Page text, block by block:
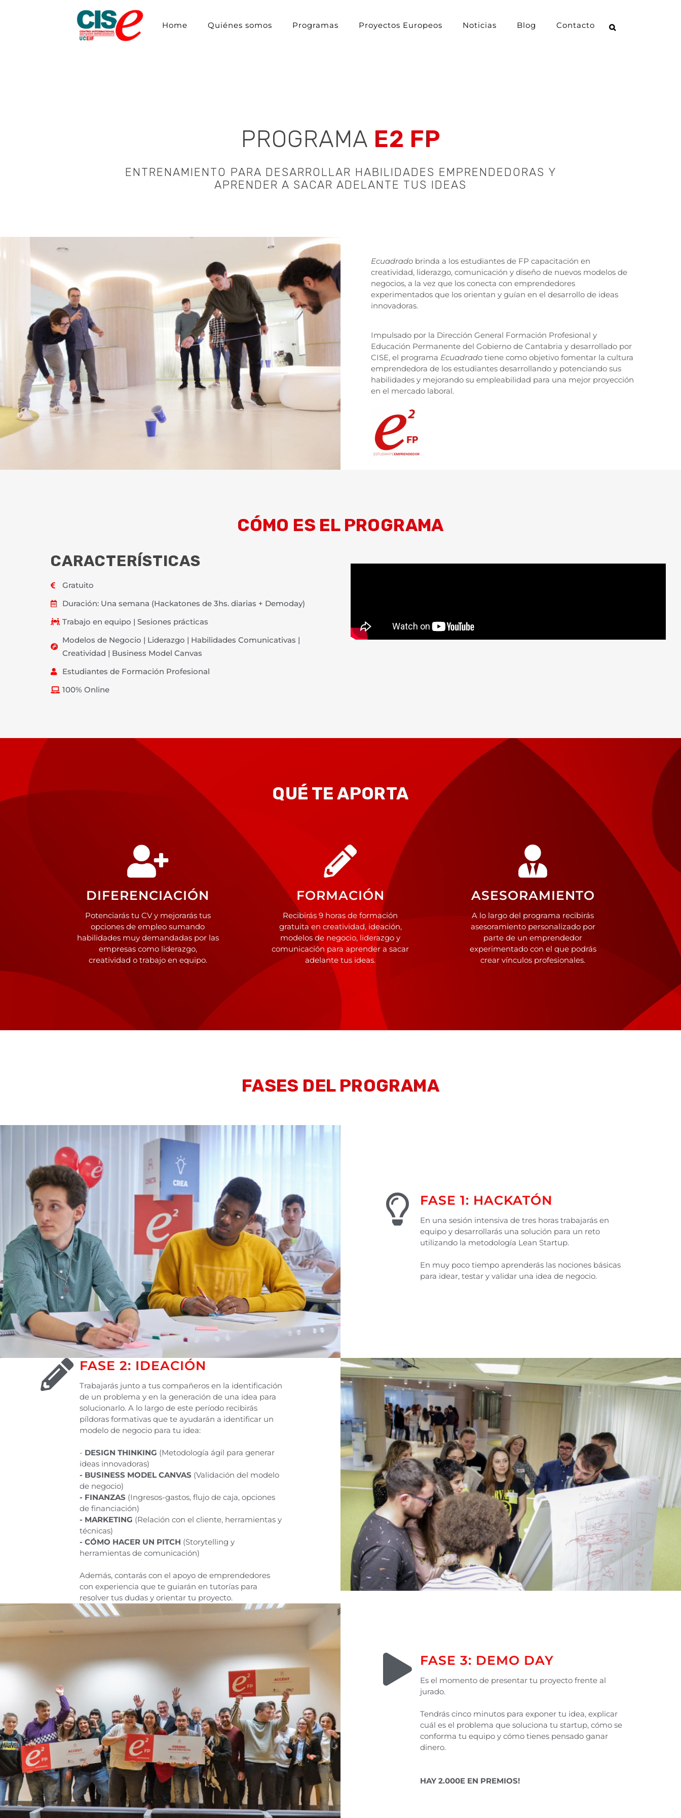
Home Quiénes somos Programas Proyectos Europeos Noticias Blog Contacto
PROGRAMA E2 FP
ENTRENAMIENTO PARA DESARROLLAR HABILIDADES EMPRENDEDORAS Y
APRENDER A SACAR ADELANTE TUS IDEAS
Ecuadrado brinda a los estudiantes de FP capacitación en
creatividad, liderazgo, comunicación y diseño de nuevos modelos de
negocios, a la vez que los conecta con emprendedores
experimentados que los orientan y guían en el desarrollo de ideas
innovadoras.
Impulsado por la Dirección General Formación Profesional y
Educación Permanente del Gobierno de Cantabria y desarrollado por
CISE, el programa Ecuadrado tiene como objetivo fomentar la cultura
emprendedora de los estudiantes desarrollando y potenciando sus
habilidades y mejorando su empleabilidad para una mejor proyección
en el mercado laboral.
CÓMO ES EL PROGRAMA
CARACTERÍSTICAS
Gratuito
Duración: Una semana (Hackatones de 3hs. diarias + Demoday)
Trabajo en equipo | Sesiones prácticas
Modelos de Negocio | Liderazgo | Habilidades Comunicativas |
Creatividad | Business Model Canvas
Estudiantes de Formación Profesional
100% Online
QUÉ TE APORTA
DIFERENCIACIÓN
Potenciarás tu CV y mejorarás tus
opciones de empleo sumando
habilidades muy demandadas por las
empresas como liderazgo,
creatividad o trabajo en equipo.
FORMACIÓN
Recibirás 9 horas de formación
gratuita en creatividad, ideación,
modelos de negocio, liderazgo y
comunicación para aprender a sacar
adelante tus ideas.
ASESORAMIENTO
A lo largo del programa recibirás
asesoramiento personalizado por
parte de un emprendedor
experimentado con el que podrás
crear vínculos profesionales.
FASES DEL PROGRAMA
FASE 1: HACKATÓN
En una sesión intensiva de tres horas trabajarás en
equipo y desarrollarás una solución para un reto
utilizando la metodología Lean Startup.
En muy poco tiempo aprenderás las nociones básicas
para idear, testar y validar una idea de negocio.
FASE 2: IDEACIÓN
Trabajarás junto a tus compañeros en la identificación
de un problema y en la generación de una idea para
solucionarlo. A lo largo de este período recibirás
píldoras formativas que te ayudarán a identificar un
modelo de negocio para tu idea:
- DESIGN THINKING (Metodología ágil para generar
ideas innovadoras)
- BUSINESS MODEL CANVAS (Validación del modelo
de negocio)
- FINANZAS (Ingresos-gastos, flujo de caja, opciones
de financiación)
- MARKETING (Relación con el cliente, herramientas y
técnicas)
- CÓMO HACER UN PITCH (Storytelling y
herramientas de comunicación)
Además, contarás con el apoyo de emprendedores
con experiencia que te guiarán en tutorías para
resolver tus dudas y orientar tu proyecto.
FASE 3: DEMO DAY
Es el momento de presentar tu proyecto frente al
jurado.
Tendrás cinco minutos para exponer tu idea, explicar
cuál es el problema que soluciona tu startup, cómo se
conforma tu equipo y cómo tienes pensado ganar
dinero.
HAY 2.000E EN PREMIOS!